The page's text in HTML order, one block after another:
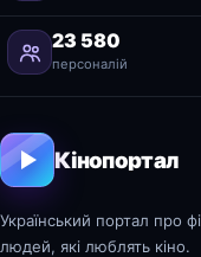
23 580
персоналій
Кінопортал
Український портал про
людей, які люблять кіно.